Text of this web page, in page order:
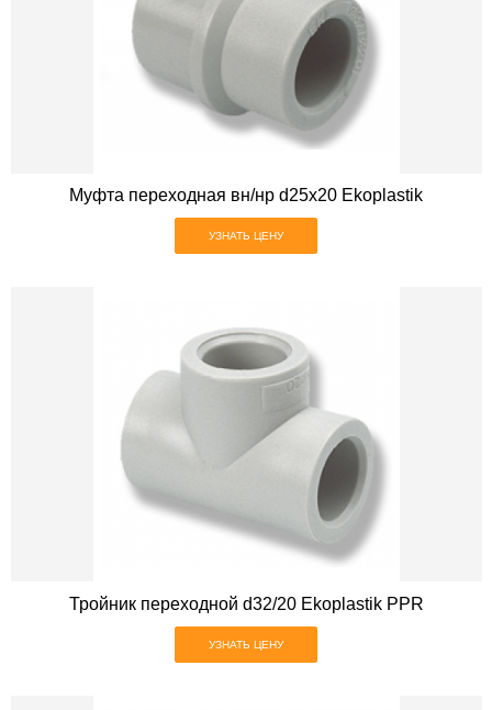
Муфта переходная вн/нр d25х20 Ekoplastik
УЗНАТЬ ЦЕНУ
Тройник переходной d32/20 Ekoplastik PPR
УЗНАТЬ ЦЕНУ